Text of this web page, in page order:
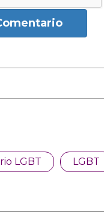
LGBT LGBT